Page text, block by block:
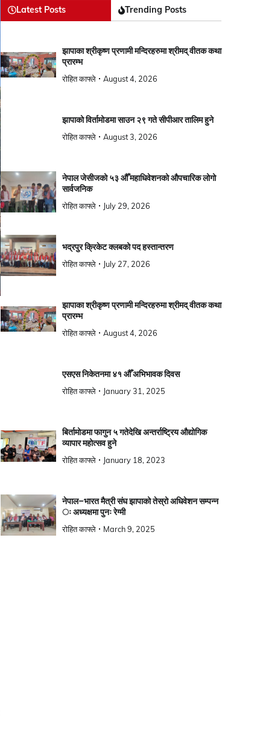
Latest Posts Trending Posts
झापाका श्रीकृष्ण प्रणामी मन्दिरहरुमा श्रीमद् वीतक कथा
प्रारम्भ
रोहित काफ्ले
August 4, 2026
झापाको विर्तामोडमा साउन २९ गते सीपीआर तालिम हुने
रोहित काफ्ले
August 3, 2026
नेपाल जेसीजको ५३ औँ महाधिवेशनको औपचारिक लोगो
सार्वजनिक
रोहित काफ्ले
July 29, 2026
भद्रपुर क्रिकेट क्लबको पद हस्तान्तरण
रोहित काफ्ले
July 27, 2026
झापाका श्रीकृष्ण प्रणामी मन्दिरहरुमा श्रीमद् वीतक कथा
प्रारम्भ
रोहित काफ्ले
August 4, 2026
एसएस निकेतनमा ४१ औँ अभिभावक दिवस
रोहित काफ्ले
January 31, 2025
बिर्तामोडमा फागुन ५ गतेदेखि अन्तर्राष्ट्रिय औद्योगिक
व्यापार महोत्सव हुने
रोहित काफ्ले
January 18, 2023
नेपाल–भारत मैत्री संघ झापाको तेस्रो अधिवेशन सम्पन्न
ः अध्यक्षमा पुनः रेग्मी
रोहित काफ्ले
March 9, 2025